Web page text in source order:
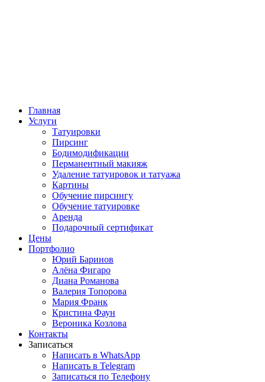
Главная
Услуги
Татуировки
Пирсинг
Бодимодификации
Перманентный макияж
Удаление татуировок и татуажа
Картины
Обучение пирсингу
Обучение татуировке
Аренда
Подарочный сертификат
Цены
Портфолио
Юрий Баринов
Алёна Фигаро
Диана Романова
Валерия Топорова
Мария Франк
Кристина Фаун
Вероника Козлова
Контакты
Записаться
Написать в WhatsApp
Написать в Telegram
Записаться по Телефону